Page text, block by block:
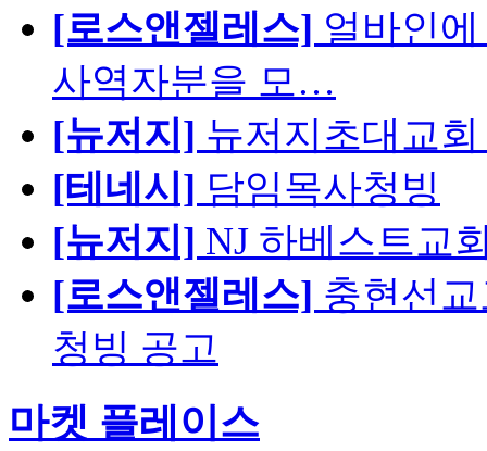
[로스앤젤레스] 얼바인
사역자분을 모…
[뉴저지] 뉴저지초대교
[테네시] 담임목사청빙
[뉴저지] NJ 하베스트교
[로스앤젤레스] 충현선
청빙 공고
마켓 플레이스